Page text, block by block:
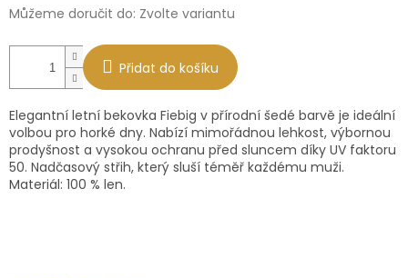
Můžeme doručit do: Zvolte variantu
Přidat do košíku
Elegantní letní bekovka Fiebig v přírodní šedé barvě je ideální
volbou pro horké dny. Nabízí mimořádnou lehkost, výbornou
prodyšnost a vysokou ochranu před sluncem díky UV faktoru
50. Nadčasový střih, který sluší téměř každému muži.
Materiál: 100 % len.